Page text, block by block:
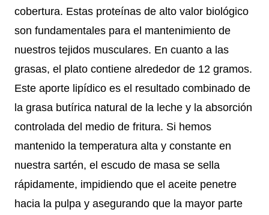
cobertura. Estas proteínas de alto valor biológico
son fundamentales para el mantenimiento de
nuestros tejidos musculares. En cuanto a las
grasas, el plato contiene alrededor de 12 gramos.
Este aporte lipídico es el resultado combinado de
la grasa butírica natural de la leche y la absorción
controlada del medio de fritura. Si hemos
mantenido la temperatura alta y constante en
nuestra sartén, el escudo de masa se sella
rápidamente, impidiendo que el aceite penetre
hacia la pulpa y asegurando que la mayor parte